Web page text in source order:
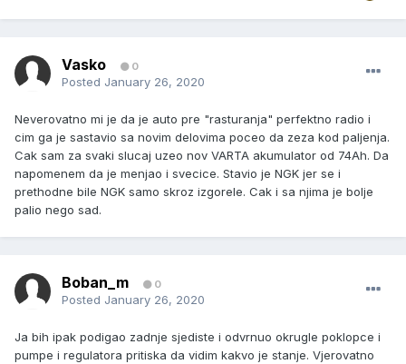
Vasko 0
Posted January 26, 2020
Neverovatno mi je da je auto pre "rasturanja" perfektno radio i
cim ga je sastavio sa novim delovima poceo da zeza kod paljenja.
Cak sam za svaki slucaj uzeo nov VARTA akumulator od 74Ah. Da
napomenem da je menjao i svecice. Stavio je NGK jer se i
prethodne bile NGK samo skroz izgorele. Cak i sa njima je bolje
palio nego sad.
Boban_m 0
Posted January 26, 2020
Ja bih ipak podigao zadnje sjediste i odvrnuo okrugle poklopce i
pumpe i regulatora pritiska da vidim kakvo je stanje. Vjerovatno